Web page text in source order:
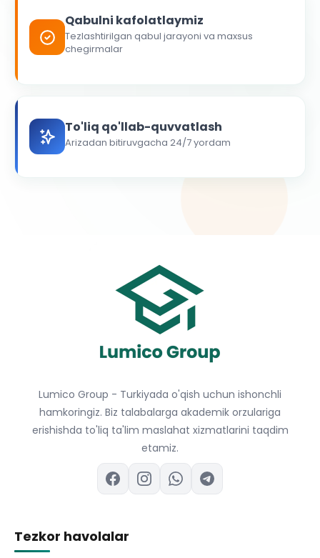
Qabulni kafolatlaymiz
Tezlashtirilgan qabul jarayoni va maxsus
chegirmalar
To'liq qo'llab-quvvatlash
Arizadan bitiruvgacha 24/7 yordam
Lumico Group - Turkiyada o'qish uchun ishonchli
hamkoringiz. Biz talabalarga akademik orzulariga
erishishda to'liq ta'lim maslahat xizmatlarini taqdim
etamiz.
Tezkor havolalar